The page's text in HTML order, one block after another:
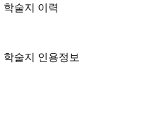
학술지 이력
학술지 인용정보